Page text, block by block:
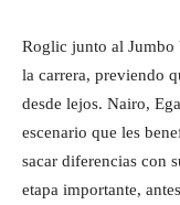
Roglic junto al Jumbo
la carrera, previendo
desde lejos. Nairo,
escenario que les
sacar diferencias con
etapa importante,